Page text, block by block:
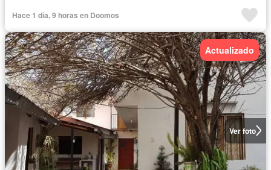
Hace 1 día, 9 horas en Doomos
Ver foto
Actualizado